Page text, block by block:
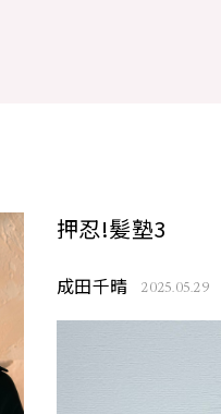
押忍!髪塾3
成田千晴 2025.05.29